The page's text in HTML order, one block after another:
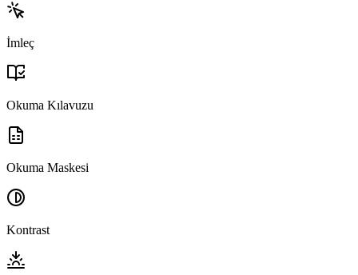
İmleç
Okuma Kılavuzu
Okuma Maskesi
Kontrast